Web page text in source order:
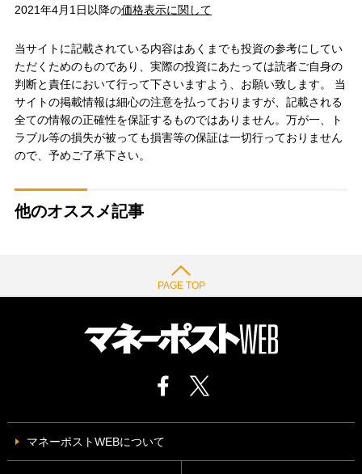
2021年4月1日以降の価格表示に関して
当サイトに記載されている内容はあくまでも投資の参考にしてい
ただくためのものであり、実際の投資にあたっては読者ご自身の
判断と責任において行って下さいますよう、お願い致します。 当
サイトの掲載情報は細心の注意を払っておりますが、記載される
全ての情報の正確性を保証するものではありません。万が一、ト
ラブル等の損失が被っても損害等の保証は一切行っておりません
ので、予めご了承下さい。
他のオススメ記事
PAGE TOP
マネーポストWEBについて